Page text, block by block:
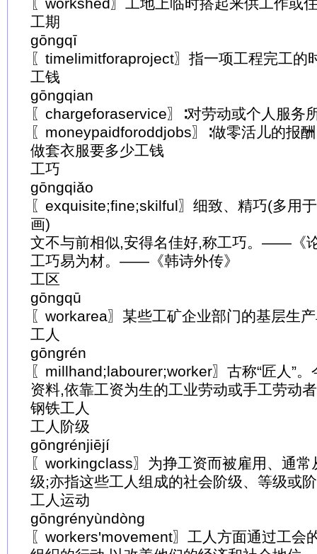
工期
gōngqī
〖timelimitforaproject〗指一项工程完工的
工钱
gōngqian
〖chargeforaservice〗∶对劳动或个人服务
〖moneypaidforoddjobs〗∶做零活儿的报酬
做套衣服要多少工钱
工巧
gōngqiǎo
〖exquisite;fine;skilful〗细致、精巧(多用
画)
文不与前相似,安得名佳好,称工巧。——《
工巧易为材。——《韩诗外传》
工区
gōngqū
〖workarea〗某些工矿企业部门的基层生
工人
gōngrén
〖millhand;labourer;worker〗古称“匠人”
资料,依靠工资为生的工业劳动或手工劳动者
钢铁工人
工人阶级
gōngrénjiējí
〖workingclass〗为挣工资而被雇用、通
级;亦指这些工人组成的社会阶级、等级或
工人运动
gōngrényùndòng
〖workers'movement〗工人方面通过工会